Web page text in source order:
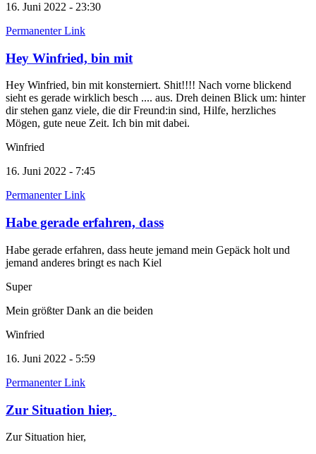
16. Juni 2022 - 23:30
Permanenter Link
Hey Winfried, bin mit
Hey Winfried, bin mit konsterniert. Shit!!!! Nach vorne blickend
sieht es gerade wirklich besch .... aus. Dreh deinen Blick um: hinter
dir stehen ganz viele, die dir Freund:in sind, Hilfe, herzliches
Mögen, gute neue Zeit. Ich bin mit dabei.
Winfried
16. Juni 2022 - 7:45
Permanenter Link
Habe gerade erfahren, dass
Habe gerade erfahren, dass heute jemand mein Gepäck holt und
jemand anderes bringt es nach Kiel
Super
Mein größter Dank an die beiden
Winfried
16. Juni 2022 - 5:59
Permanenter Link
Zur Situation hier,
Zur Situation hier,